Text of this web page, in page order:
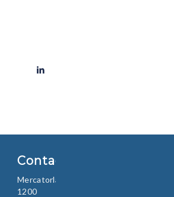
Contact
Mercatorlaan
1200